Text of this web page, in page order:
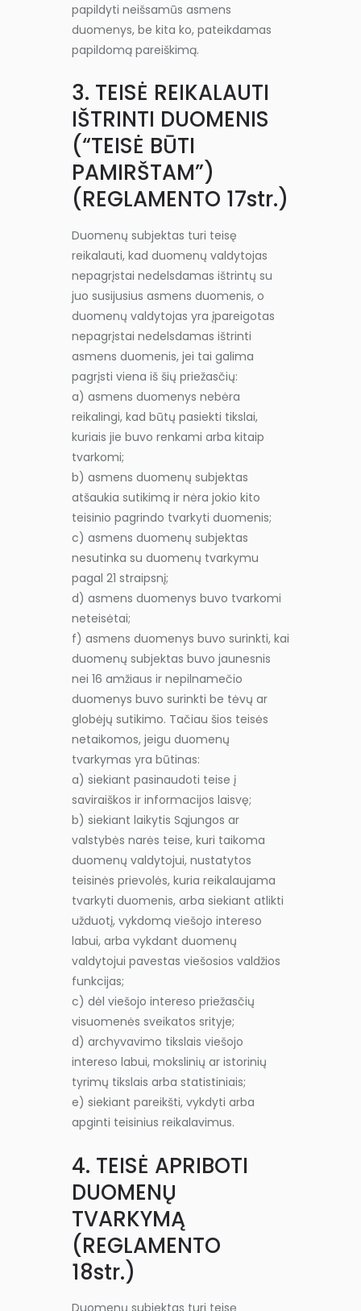
papildyti neišsamūs asmens
duomenys, be kita ko, pateikdamas
papildomą pareiškimą.
3. TEISĖ REIKALAUTI
IŠTRINTI DUOMENIS
(“TEISĖ BŪTI
PAMIRŠTAM”)
(REGLAMENTO 17str.)
Duomenų subjektas turi teisę
reikalauti, kad duomenų valdytojas
nepagrįstai nedelsdamas ištrintų su
juo susijusius asmens duomenis, o
duomenų valdytojas yra įpareigotas
nepagrįstai nedelsdamas ištrinti
asmens duomenis, jei tai galima
pagrįsti viena iš šių priežasčių:
a) asmens duomenys nebėra
reikalingi, kad būtų pasiekti tikslai,
kuriais jie buvo renkami arba kitaip
tvarkomi;
b) asmens duomenų subjektas
atšaukia sutikimą ir nėra jokio kito
teisinio pagrindo tvarkyti duomenis;
c) asmens duomenų subjektas
nesutinka su duomenų tvarkymu
pagal 21 straipsnį;
d) asmens duomenys buvo tvarkomi
neteisėtai;
f) asmens duomenys buvo surinkti, kai
duomenų subjektas buvo jaunesnis
nei 16 amžiaus ir nepilnamečio
duomenys buvo surinkti be tėvų ar
globėjų sutikimo. Tačiau šios teisės
netaikomos, jeigu duomenų
tvarkymas yra būtinas:
a) siekiant pasinaudoti teise į
saviraiškos ir informacijos laisvę;
b) siekiant laikytis Sąjungos ar
valstybės narės teise, kuri taikoma
duomenų valdytojui, nustatytos
teisinės prievolės, kuria reikalaujama
tvarkyti duomenis, arba siekiant atlikti
užduotį, vykdomą viešojo intereso
labui, arba vykdant duomenų
valdytojui pavestas viešosios valdžios
funkcijas;
c) dėl viešojo intereso priežasčių
visuomenės sveikatos srityje;
d) archyvavimo tikslais viešojo
intereso labui, mokslinių ar istorinių
tyrimų tikslais arba statistiniais;
e) siekiant pareikšti, vykdyti arba
apginti teisinius reikalavimus.
4. TEISĖ APRIBOTI
DUOMENŲ
TVARKYMĄ
(REGLAMENTO
18str.)